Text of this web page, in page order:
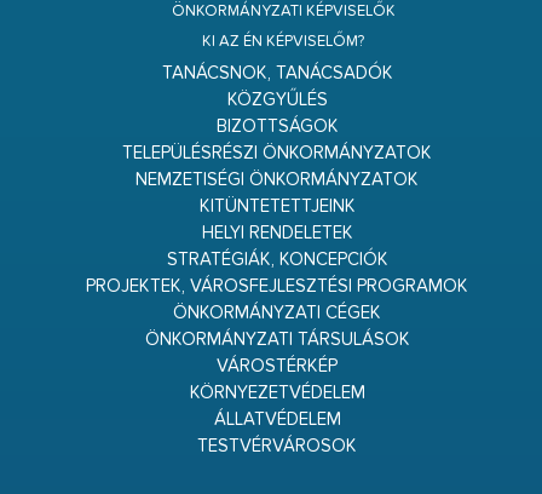
ÖNKORMÁNYZATI KÉPVISELŐK
KI AZ ÉN KÉPVISELŐM?
TANÁCSNOK, TANÁCSADÓK
KÖZGYŰLÉS
BIZOTTSÁGOK
TELEPÜLÉSRÉSZI ÖNKORMÁNYZATOK
NEMZETISÉGI ÖNKORMÁNYZATOK
KITÜNTETETTJEINK
HELYI RENDELETEK
STRATÉGIÁK, KONCEPCIÓK
PROJEKTEK, VÁROSFEJLESZTÉSI PROGRAMOK
ÖNKORMÁNYZATI CÉGEK
ÖNKORMÁNYZATI TÁRSULÁSOK
VÁROSTÉRKÉP
KÖRNYEZETVÉDELEM
ÁLLATVÉDELEM
TESTVÉRVÁROSOK